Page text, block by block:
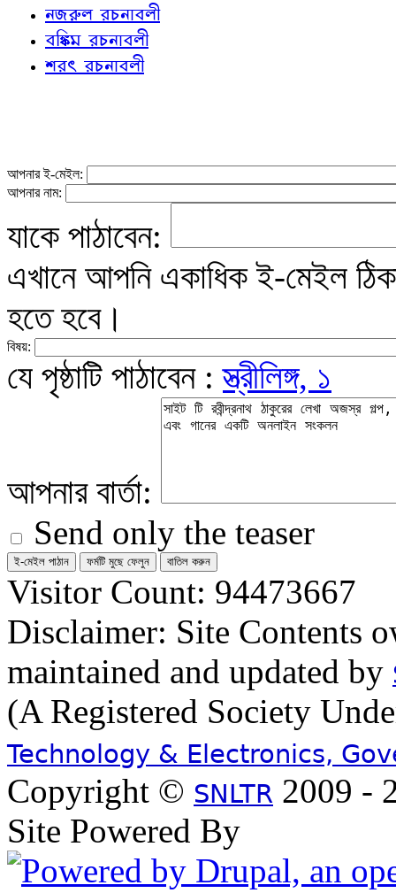
নজরুল রচনাবলী
বঙ্কিম রচনাবলী
শরৎ রচনাবলী
আপনার ই-মেইল:
আপনার নাম:
যাকে পাঠাবেন:
এখানে আপনি একাধিক ই-মেইল
হতে হবে।
বিষয়:
যে পৃষ্ঠাটি পাঠাবেন :স্ত্রীলিঙ্গ, ১
আপনার বার্তা:
Send only the teaser
Visitor Count: 94473667
Disclaimer: Site Contents
maintained and updated by
(A Registered Society
Technology & Electronics,
Copyright © SNLTR 2009 -
Site Powered By